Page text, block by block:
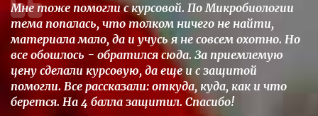
Мне тоже помогли с курсовой. По Микробиологии
тема попалась, что толком ничего не найти,
материала мало, да и учусь я не совсем охотно. Но
все обошлось - обратился сюда. За приемлемую
цену сделали курсовую, да еще и с защитой
помогли. Все рассказали: откуда, куда, как и что
берется. На 4 балла защитил. Спасибо!